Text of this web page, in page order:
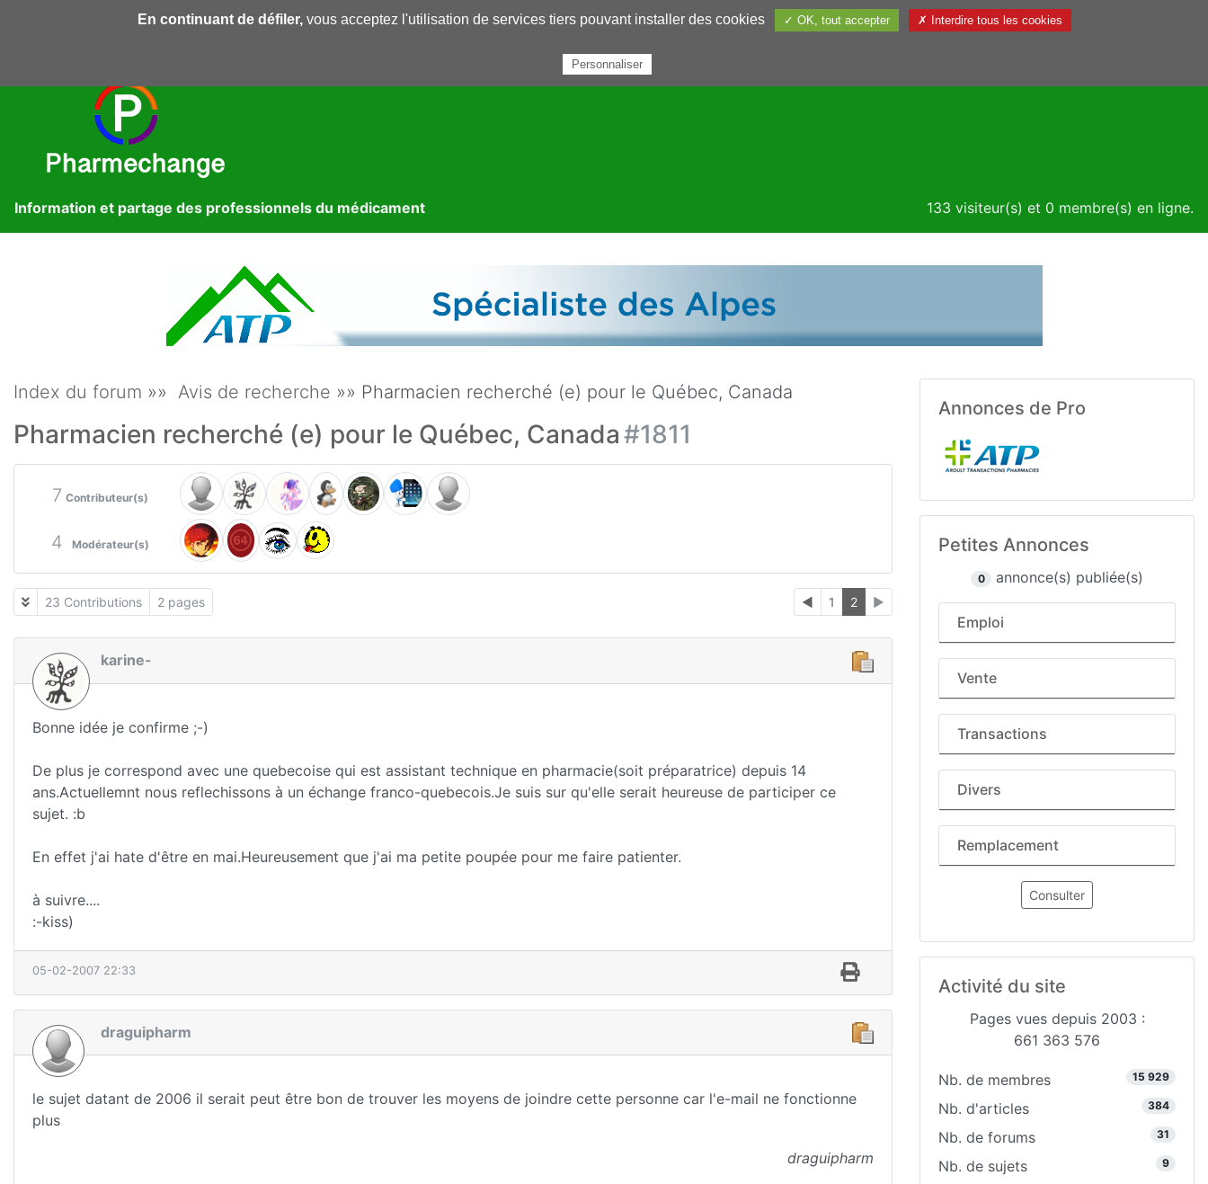
Pharmechange Forums Dossiers Presse Librairie Annuaires Petites annonces Nous contacter Utile
Information et partage des professionnels du médicament 133 visiteur(s) et 0 membre(s) en ligne.
Index du forum »» Avis de recherche »» Pharmacien recherché (e) pour le Québec, Canada
Pharmacien recherché (e) pour le Québec, Canada#1811
7 Contributeur(s)
4 Modérateur(s)
23 Contributions 2 pages ◄ 1 2 ►
karine-
Bonne idée je confirme ;-)
De plus je correspond avec une quebecoise qui est assistant technique en pharmacie(soit préparatrice) depuis 14
ans.Actuellemnt nous reflechissons à un échange franco-quebecois.Je suis sur qu'elle serait heureuse de participer ce
sujet. :b
En effet j'ai hate d'être en mai.Heureusement que j'ai ma petite poupée pour me faire patienter.
à suivre....
:-kiss)
05-02-2007 22:33
draguipharm
le sujet datant de 2006 il serait peut être bon de trouver les moyens de joindre cette personne car l'e-mail ne fonctionne
plus
draguipharm
Annonces de Pro
Petites Annonces
0 annonce(s) publiée(s)
Emploi
Vente
Transactions
Divers
Remplacement
Consulter
Activité du site
Pages vues depuis 2003 :
661 363 576
Nb. de membres 15 929
Nb. d'articles 384
Nb. de forums 31
Nb. de sujets 9
En continuant de défiler,vous acceptez l'utilisation de services tiers pouvant installer des cookies ✓ OK, tout accepter ✗ Interdire tous les cookies
Personnaliser